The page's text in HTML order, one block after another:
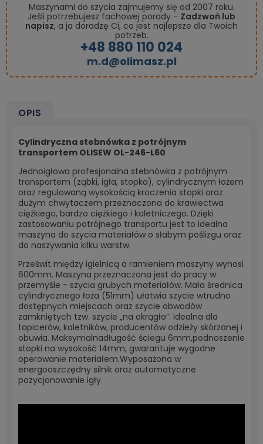
Maszynami do szycia zajmujemy się od 2007 roku.
Jeśli potrzebujesz fachowej porady - Zadzwoń lub
napisz, a ja doradzę Ci, co jest najlepsze dla Twoich
potrzeb.
+48 880 110 024
m.d@olimasz.pl
OPIS
Cylindryczna stebnówka z potrójnym
transportem OLISEW OL-246-L60
Jednoigłowa profesjonalna stebnówka z potrójnym
transportem (ząbki, igła, stopka), cylindrycznym łożem
oraz regulowaną wysokością kroczenia stopki oraz
dużym chwytaczem przeznaczona do krawiectwa
ciężkiego, bardzo ciężkiego i kaletniczego. Dzięki
zastosowaniu potrójnego transportu jest to idealna
maszyna do szycia materiałów o słabym poślizgu oraz
do naszywania kilku warstw.
Prześwit między igielnicą a ramieniem maszyny wynosi
600mm. Maszyna przeznaczona jest do pracy w
przemyśle - szycia grubych materiałów. Mała średnica
cylindrycznego łoża (51mm) ułatwia szycie wtrudno
dostępnych miejscach oraz szycie obwodów
zamkniętych tzw. szycie „na okrągło”. Idealna dla
tapicerów, kaletników, producentów odzieży skórzanej i
obuwia. Maksymalnadługość ściegu 6mm,podnoszenie
stopki na wysokość 14mm, gwarantuje wygodne
operowanie materiałem.Wyposażona w
energooszczędny silnik oraz automatyczne
pozycjonowanie igły.